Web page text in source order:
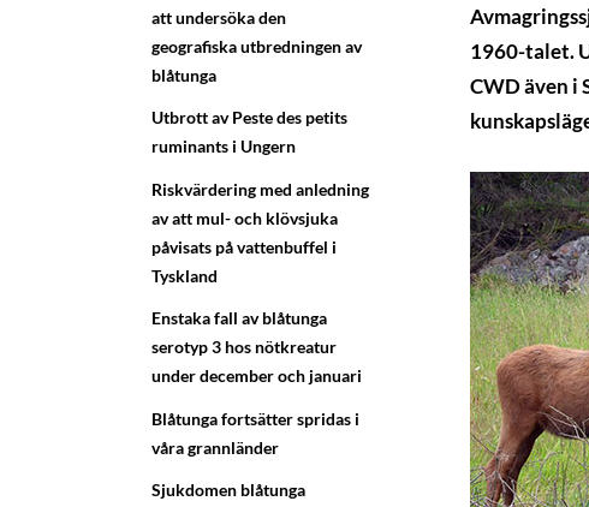
att undersöka den
geografiska utbredningen av
blåtunga
Utbrott av Peste des petits
ruminants i Ungern
Riskvärdering med anledning
av att mul- och klövsjuka
påvisats på vattenbuffel i
Tyskland
Enstaka fall av blåtunga
serotyp 3 hos nötkreatur
under december och januari
Blåtunga fortsätter spridas i
våra grannländer
Sjukdomen blåtunga
1960-talet.
CWD även i